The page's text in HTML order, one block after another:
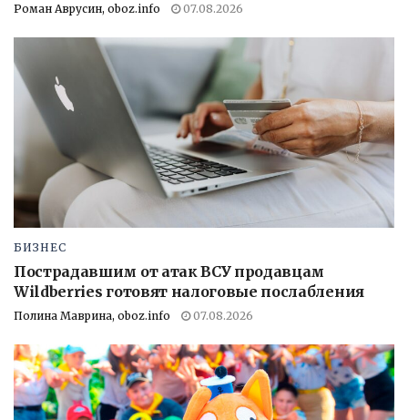
Роман Аврусин, oboz.info 07.08.2026
БИЗНЕС
Пострадавшим от атак ВСУ продавцам
Wildberries готовят налоговые послабления
Полина Маврина, oboz.info 07.08.2026